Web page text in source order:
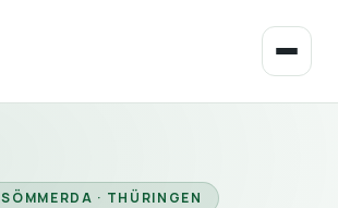
SÖMMERDA · THÜRINGEN